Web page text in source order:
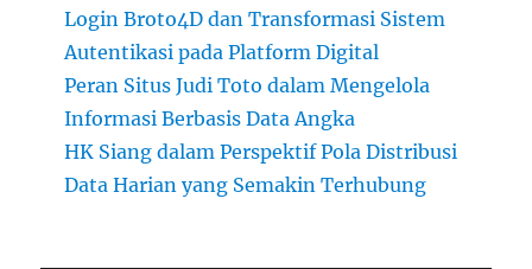
Login Broto4D dan Transformasi Sistem
Autentikasi pada Platform Digital
Peran Situs Judi Toto dalam Mengelola
Informasi Berbasis Data Angka
HK Siang dalam Perspektif Pola Distribusi
Data Harian yang Semakin Terhubung